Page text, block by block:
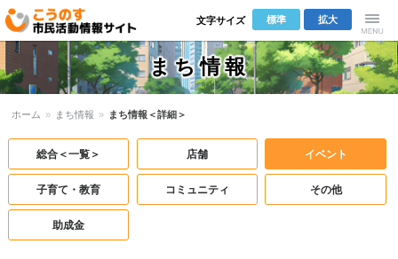
こうのす市
民活動情報サ
イト
Menu
拡大
標準
文字サイズ
まち情報
ホーム » まち情報 » まち情報＜詳細＞
総合＜一覧＞ 店舗 イベント
子育て・教育 コミュニティ その他
助成金